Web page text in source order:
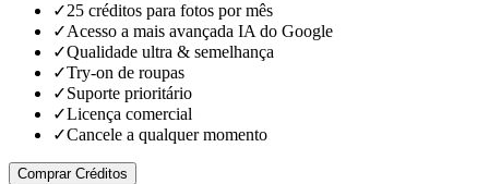
✓25 créditos para fotos por mês
✓Acesso a mais avançada IA do Google
✓Qualidade ultra & semelhança
✓Try-on de roupas
✓Suporte prioritário
✓Licença comercial
✓Cancele a qualquer momento
Comprar Créditos